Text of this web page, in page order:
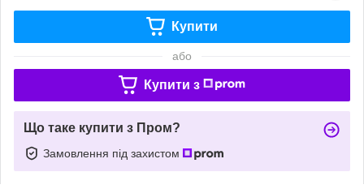
Купити
або
Купити з
Що таке купити з Пром?
Замовлення під захистом